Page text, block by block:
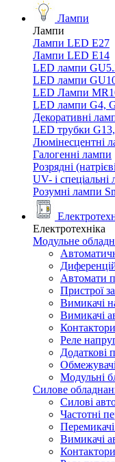
Лампи
Лампи
Лампи LED E27
Лампи LED Е14
LED лампи
LED лампи
LED Лампи
LED лампи G4,
Декоративні
LED трубки
Люмінесцентні
Галогенні лампи
Розрядні
UV- і спеціальні
Розумні лампи
Електротехніка
Модульне
Автомати
Пристрої
Вимикачі
Вимикачі
Реле
Додаткові
Модульні
Силове
Силові
Частотні
Вимикачі